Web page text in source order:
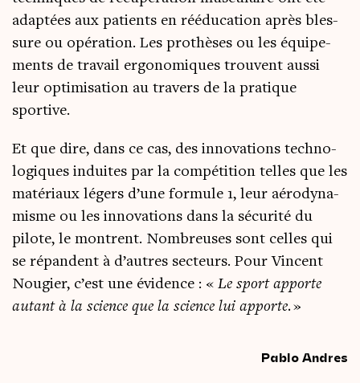
adap­tées aux patients en réédu­ca­tion après bles­
sure ou opé­ra­tion. Les pro­thèses ou les équi­pe­
ments de tra­vail ergo­no­miques trouvent aus­si
leur opti­mi­sa­tion au tra­vers de la pra­tique
sportive.
Et que dire, dans ce cas, des inno­va­tions tech­no­
lo­giques induites par la com­pé­ti­tion telles que les
maté­riaux légers d’une for­mule 1, leur aéro­dy­na­
misme ou les inno­va­tions dans la sécu­ri­té du
pilote, le montrent. Nom­breuses sont celles qui
se répandent à d’autres sec­teurs. Pour Vincent
Nou­gier, c’est une évi­dence : « Le sport apporte
autant à la science que la science lui apporte. »
Pablo Andres